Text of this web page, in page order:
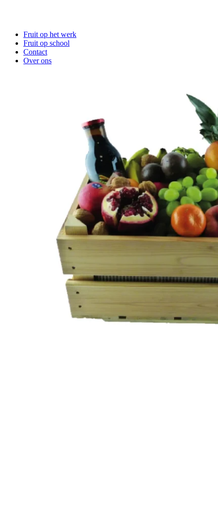
Fruit op het werk
Fruit op school
Contact
Over ons